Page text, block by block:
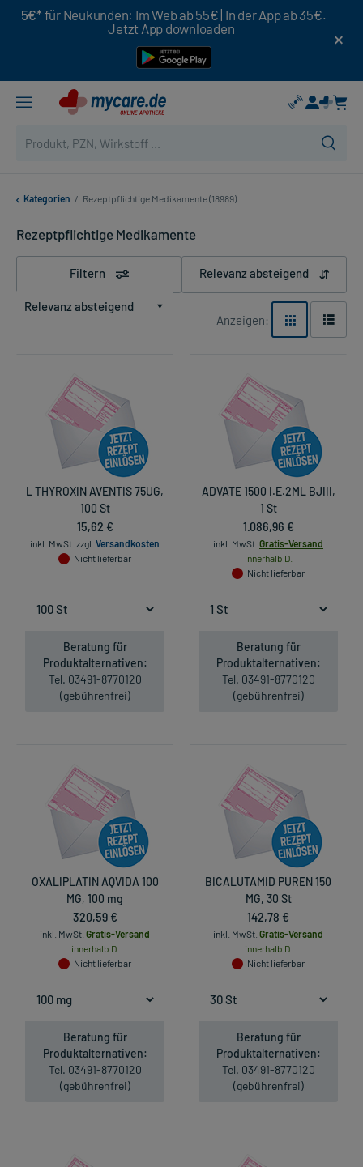
5€* für Neukunden: Im Web ab 55€ | In der App ab 35€.
Jetzt App downloaden
Kategorien / Rezeptpflichtige Medikamente (18989)
Rezeptpflichtige Medikamente
Filtern Relevanz absteigend
Relevanz absteigend
Anzeigen:
L THYROXIN AVENTIS 75UG,
100 St
15,62 €
inkl. MwSt. zzgl. Versandkosten
Nicht lieferbar
Beratung für
Produktalternativen:
Tel. 03491-8770120
(gebührenfrei)
ADVATE 1500 I.E.2ML BJIII,
1 St
1.086,96 €
inkl. MwSt. Gratis-Versand
innerhalb D.
Nicht lieferbar
Beratung für
Produktalternativen:
Tel. 03491-8770120
(gebührenfrei)
OXALIPLATIN AQVIDA 100
MG, 100 mg
320,59 €
inkl. MwSt. Gratis-Versand
innerhalb D.
Nicht lieferbar
Beratung für
Produktalternativen:
Tel. 03491-8770120
(gebührenfrei)
BICALUTAMID PUREN 150
MG, 30 St
142,78 €
inkl. MwSt. Gratis-Versand
innerhalb D.
Nicht lieferbar
Beratung für
Produktalternativen:
Tel. 03491-8770120
(gebührenfrei)